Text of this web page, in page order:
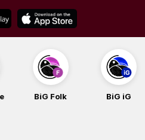
BiG Folk BiG iG